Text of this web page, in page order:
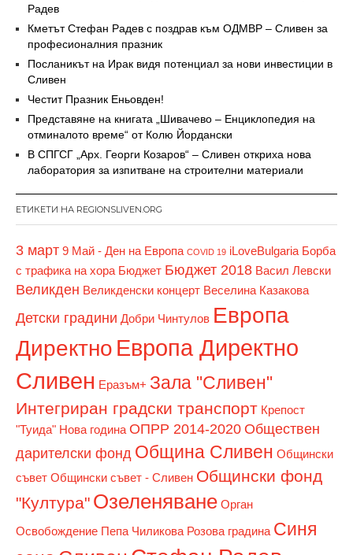
Радев
Кметът Стефан Радев с поздрав към ОДМВР – Сливен за
професионалния празник
Посланикът на Ирак видя потенциал за нови инвестиции в
Сливен
Честит Празник Еньовден!
Представяне на книгата „Шивачево – Енциклопедия на
отминалото време“ от Колю Йордански
В СПГСГ „Арх. Георги Козаров“ – Сливен откриха нова
лаборатория за изпитване на строителни материали
ЕТИКЕТИ НА REGIONSLIVEN.ORG
3 март 9 Май - Ден на Европа COVID 19 iLoveBulgaria Борба
с трафика на хора Бюджет Бюджет 2018 Васил Левски
Великден Великденски концерт Веселина Казакова
Детски градини Добри Чинтулов Европа
Директно Европа Директно
Сливен Еразъм+ Зала "Сливен"
Интегриран градски транспорт Крепост
"Туида" Нова година ОПРР 2014-2020 Обществен
дарителски фонд Община Сливен Общински
съвет Общински съвет - Сливен Общински фонд
"Култура" Озеленяване Орган
Освобождение Пепа Чиликова Розова градина Синя